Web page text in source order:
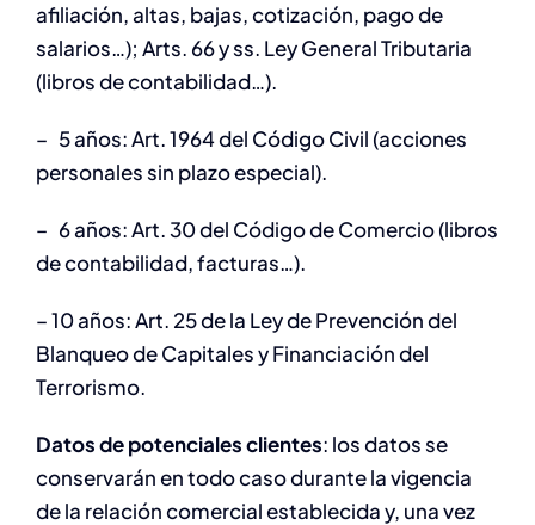
afiliación, altas, bajas, cotización, pago de
salarios…); Arts. 66 y ss. Ley General Tributaria
(libros de contabilidad…).
– 5 años: Art. 1964 del Código Civil (acciones
personales sin plazo especial).
– 6 años: Art. 30 del Código de Comercio (libros
de contabilidad, facturas…).
– 10 años: Art. 25 de la Ley de Prevención del
Blanqueo de Capitales y Financiación del
Terrorismo.
Datos de potenciales clientes: los datos se
conservarán en todo caso durante la vigencia
de la relación comercial establecida y, una vez